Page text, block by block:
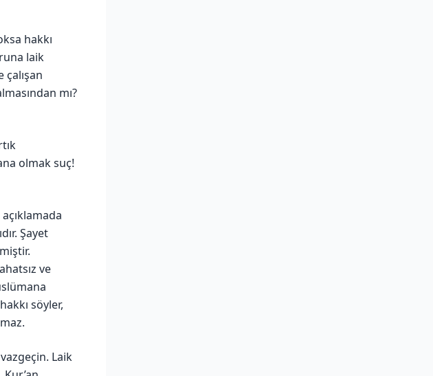
hakkı
laik
çalışan
mı?
olmak suç!
Şayet
ve
söyler,
Laik